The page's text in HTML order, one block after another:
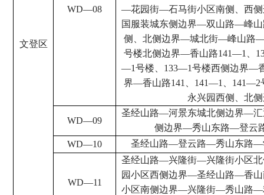
文登区
WD—08
—花园街—石马街小区南侧、西
国服装城东侧边界—双山路—峰
侧、北侧边界—城北街—峰山路
号楼北侧边界—香山路141—1
—1号楼、 133—1号楼西侧边界—
界—香山路141 141—1 141—2
永兴园西侧、北
WD—09
圣经山路—河景东城北侧边界—
侧边界—秀山东路—登云
WD—10 圣经山路—登云路—秀山东路—
WD—11
圣经山路—兴隆街—兴隆街小区
园小区西侧边界—圣经山路—香
小区南侧边界—兴隆街—秀山路—